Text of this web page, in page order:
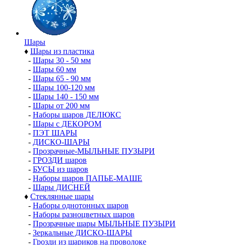
Шары
♦ Шары из пластика
- Шары 30 - 50 мм
- Шары 60 мм
- Шары 65 - 90 мм
- Шары 100-120 мм
- Шары 140 - 150 мм
- Шары от 200 мм
- Наборы шаров ДЕЛЮКС
- Шары с ДЕКОРОМ
- ПЭТ ШАРЫ
- ДИСКО-ШАРЫ
- Прозрачные-МЫЛЬНЫЕ ПУЗЫРИ
- ГРОЗДИ шаров
- БУСЫ из шаров
- Наборы шаров ПАПЬЕ-МАШЕ
- Шары ДИСНЕЙ
♦ Стеклянные шары
- Наборы однотонных шаров
- Наборы разноцветных шаров
- Прозрачные шары МЫЛЬНЫЕ ПУЗЫРИ
- Зеркальные ДИСКО-ШАРЫ
- Грозди из шариков на проволоке